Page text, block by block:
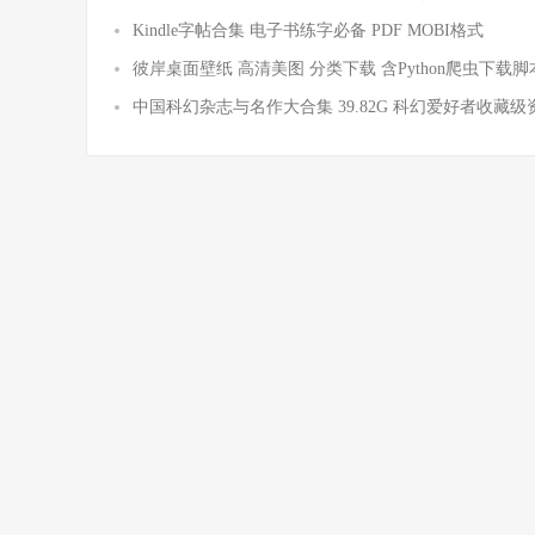
Kindle字帖合集 电子书练字必备 PDF MOBI格式
彼岸桌面壁纸 高清美图 分类下载 含Python爬虫下载脚
中国科幻杂志与名作大合集 39.82G 科幻爱好者收藏级